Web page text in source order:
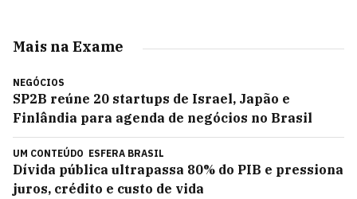
Mais na Exame
NEGÓCIOS
SP2B reúne 20 startups de Israel, Japão e
Finlândia para agenda de negócios no Brasil
UM CONTEÚDO ESFERA BRASIL
Dívida pública ultrapassa 80% do PIB e pressiona
juros, crédito e custo de vida